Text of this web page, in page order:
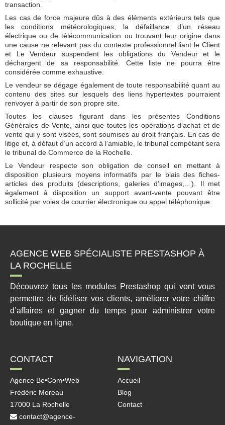
transaction.
Les cas de force majeure dûs à des éléments extérieurs tels que
les conditions météorologiques, la défaillance d’un réseau
électrique ou de télécommunication ou trouvant leur origine dans
une cause ne relevant pas du contexte professionnel liant le Client
et Le Vendeur suspendent les obligations du Vendeur et le
déchargent de sa responsabilité. Cette liste ne pourra être
considérée comme exhaustive.
Le vendeur se dégage également de toute responsabilité quant au
contenu des sites sur lesquels des liens hypertextes pourraient
renvoyer à partir de son propre site.
Toutes les clauses figurant dans les présentes Conditions
Générales de Vente, ainsi que toutes les opérations d’achat et de
vente qui y sont visées, sont soumises au droit français. En cas de
litige et, à défaut d’un accord à l’amiable, le tribunal compétant sera
le tribunal de Commerce de la Rochelle.
Le Vendeur respecte son obligation de conseil en mettant à
disposition plusieurs moyens informatifs par le biais des fiches-
articles des produits (descriptions, galeries d’images,…). Il met
également à disposition un support avant-vente pouvant être
sollicité par voies de courrier électronique ou appel téléphonique.
AGENCE WEB SPÉCIALISTE PRESTASHOP À
LA ROCHELLE
Découvrez tous les modules Prestashop qui vont vous
permettre de fidéliser vos clients, améliorer votre chiffre
d’affaires et gagner du temps pour administrer votre
boutique en ligne.
CONTACT
Agence Be•Com•Web
Frédéric Moreau
17000 La Rochelle
contact@agence-
NAVIGATION
Accueil
Blog
Contact